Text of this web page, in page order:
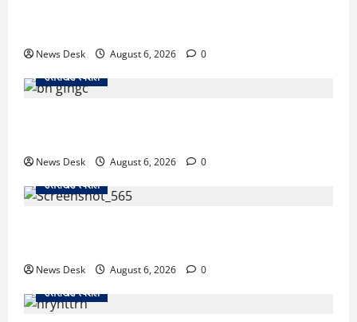
News Desk August 6, 2026
0
उत्तराखंड स्पेशल
News Desk August 6, 2026
0
उत्तराखंड स्पेशल
News Desk August 6, 2026
0
उत्तराखंड स्पेशल